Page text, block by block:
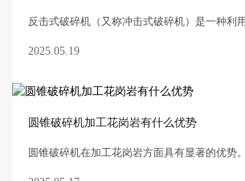
2025.05.19
圆锥破碎机加工花岗岩有什么优势